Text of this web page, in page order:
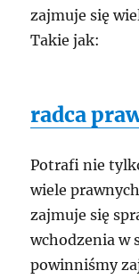
zajmuje się
Takie jak:
radca
Potrafi nie
wiele
zajmuje się
wchodzenia w
powinniśmy